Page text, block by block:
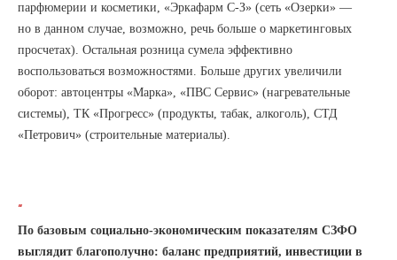
парфюмерии и косметики, «Эркафарм С-З» (сеть «Озерки» —
но в данном случае, возможно, речь больше о маркетинговых
просчетах). Остальная розница сумела эффективно
воспользоваться возможностями. Больше других увеличили
оборот: автоцентры «Марка», «ПВС Сервис» (нагревательные
системы), ТК «Прогресс» (продукты, табак, алкоголь), СТД
«Петрович» (строительные материалы).
“
По базовым социально-экономическим показателям СЗФО
выглядит благополучно: баланс предприятий, инвестиции в